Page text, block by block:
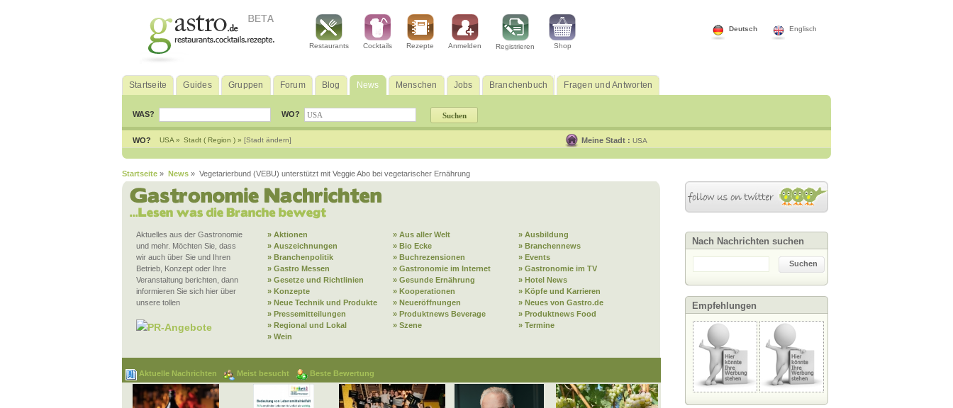
Englisch
Deutsch
Restaurants Cocktails Rezepte Anmelden Registrieren Shop
Startseite Guides Gruppen Forum Blog News Menschen Jobs Branchenbuch Fragen und Antworten
WAS? WO?
WO? USA » Stadt ( Region ) » [Stadt ändern] Meine Stadt : USA
Startseite » News » Vegetarierbund (VEBU) unterstützt mit Veggie Abo bei vegetarischer Ernährung
Aktuelles aus der Gastronomie
und mehr. Möchten Sie, dass
wir auch über Sie und Ihren
Betrieb, Konzept oder Ihre
Veranstaltung berichten, dann
informieren Sie sich hier über
unsere tollen
PR-Angebote
» Aktionen » Aus aller Welt
» Ausbildung
» Auszeichnungen
» Bio Ecke
» Branchennews
» Branchenpolitik
» Buchrezensionen
» Events
» Gastro Messen
» Gastronomie im Internet
» Gastronomie im TV
» Gesetze und Richtlinien
» Gesunde Ernährung
» Hotel News
» Konzepte
» Kooperationen
» Köpfe und Karrieren
» Neue Technik und Produkte
» Neueröffnungen
» Neues von Gastro.de
» Pressemitteilungen
» Produktnews Beverage
» Produktnews Food
» Regional und Lokal
» Szene
» Termine
» Wein
Aktuelle Nachrichten Meist besucht Beste Bewertung
Nach Nachrichten suchen
Suchen
Empfehlungen